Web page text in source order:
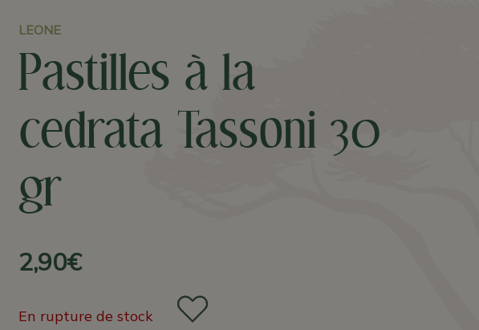
LEONE
Pastilles à la
cedrata Tassoni 30
gr
2,90€
En rupture de stock